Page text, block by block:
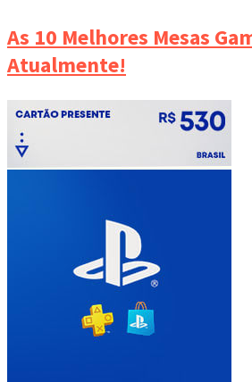
As 10 Melhores Mesas
Atualmente!